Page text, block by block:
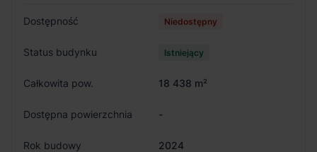
Dostępność Niedostępny
Status budynku Istniejący
Całkowita pow. 18 438 m²
Dostępna powierzchnia -
Rok budowy 2024